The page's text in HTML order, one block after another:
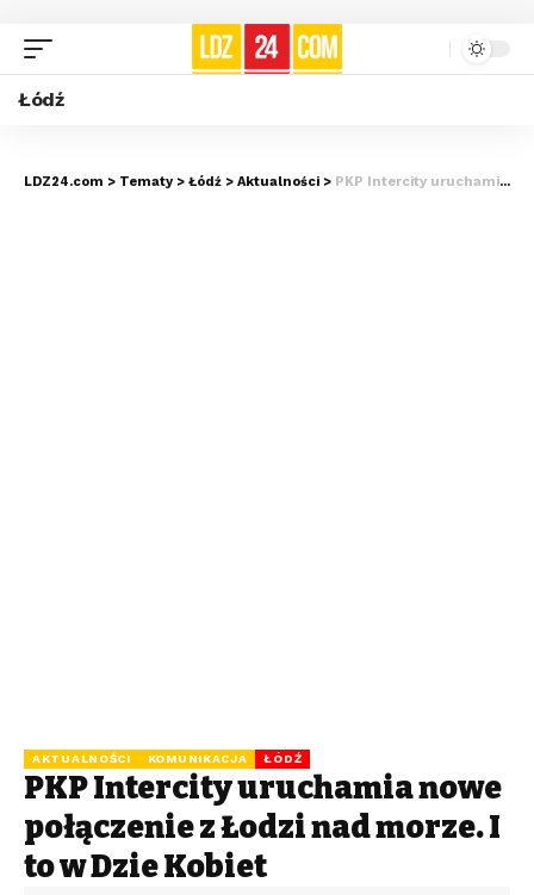
Łódź
LDZ24.com > Tematy > Łódź > Aktualności > PKP Intercity uruchamia nowe połączenie z Łodzi nad morze. I to w Dzień Kobiet
AKTUALNOŚCI KOMUNIKACJA ŁÓDŹ
PKP Intercity uruchamia nowe
połączenie z Łodzi nad morze. I
to w Dzień Kobiet